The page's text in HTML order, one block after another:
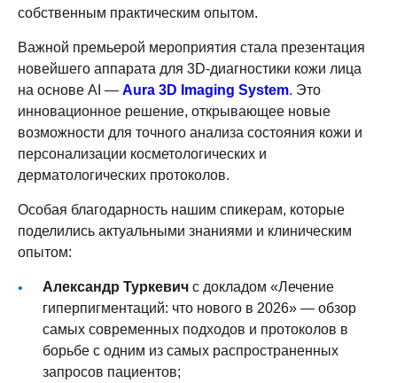
собственным практическим опытом.
Важной премьерой мероприятия стала презентация
новейшего аппарата для 3D-диагностики кожи лица
на основе AI — Aura 3D Imaging System. Это
инновационное решение, открывающее новые
возможности для точного анализа состояния кожи и
персонализации косметологических и
дерматологических протоколов.
Особая благодарность нашим спикерам, которые
поделились актуальными знаниями и клиническим
опытом:
Александр Туркевич с докладом «Лечение
гиперпигментаций: что нового в 2026» — обзор
самых современных подходов и протоколов в
борьбе с одним из самых распространенных
запросов пациентов;